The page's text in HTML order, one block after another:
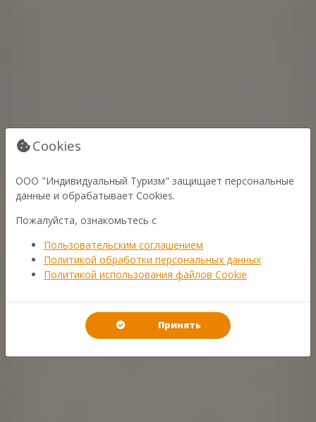
ПОИСК ТУРОВ ЭКСКУРСИИ
РЕЧНЫЕ КРУИЗЫ МОРСКИЕ КРУИЗЫ
Cookies
ООО "Индивидуальный Туризм" защищает персональные
данные и обрабатывает Cookies.
Пожалуйста, ознакомьтесь с
Пользовательским соглашением
Политикой обработки персональных данных
Политикой использования файлов Cookie
Принять